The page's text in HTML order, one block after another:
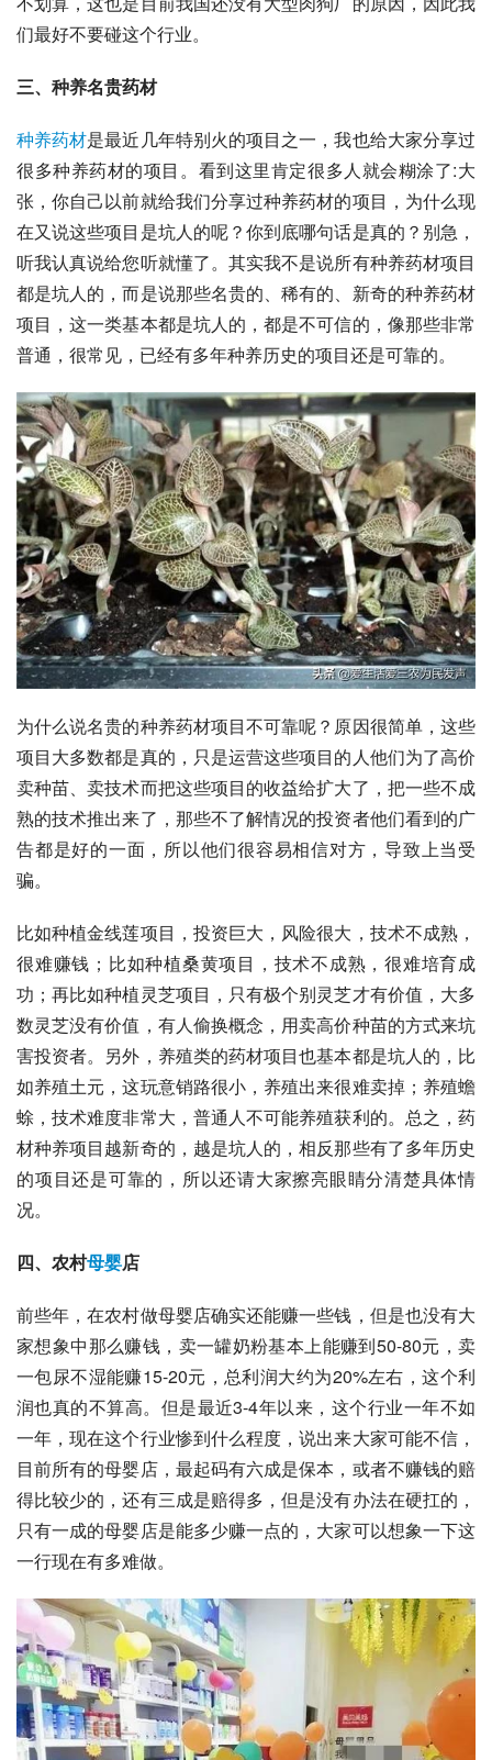
们最好不要碰这个行业。
三、种养名贵药材
种养药材是最近几年特别火的项目之一，我也给大家分享过
很多种养药材的项目。看到这里肯定很多人就会糊涂了:大
张，你自己以前就给我们分享过种养药材的项目，为什么现
在又说这些项目是坑人的呢？你到底哪句话是真的？别急，
听我认真说给您听就懂了。其实我不是说所有种养药材项目
都是坑人的，而是说那些名贵的、稀有的、新奇的种养药材
项目，这一类基本都是坑人的，都是不可信的，像那些非常
普通，很常见，已经有多年种养历史的项目还是可靠的。
为什么说名贵的种养药材项目不可靠呢？原因很简单，这些
项目大多数都是真的，只是运营这些项目的人他们为了高价
卖种苗、卖技术而把这些项目的收益给扩大了，把一些不成
熟的技术推出来了，那些不了解情况的投资者他们看到的广
告都是好的一面，所以他们很容易相信对方，导致上当受
骗。
比如种植金线莲项目，投资巨大，风险很大，技术不成熟，
很难赚钱；比如种植桑黄项目，技术不成熟，很难培育成
功；再比如种植灵芝项目，只有极个别灵芝才有价值，大多
数灵芝没有价值，有人偷换概念，用卖高价种苗的方式来坑
害投资者。另外，养殖类的药材项目也基本都是坑人的，比
如养殖土元，这玩意销路很小，养殖出来很难卖掉；养殖蟾
蜍，技术难度非常大，普通人不可能养殖获利的。总之，药
材种养项目越新奇的，越是坑人的，相反那些有了多年历史
的项目还是可靠的，所以还请大家擦亮眼睛分清楚具体情
况。
四、农村母婴店
前些年，在农村做母婴店确实还能赚一些钱，但是也没有大
家想象中那么赚钱，卖一罐奶粉基本上能赚到50-80元，卖
一包尿不湿能赚15-20元，总利润大约为20%左右，这个利
润也真的不算高。但是最近3-4年以来，这个行业一年不如
一年，现在这个行业惨到什么程度，说出来大家可能不信，
目前所有的母婴店，最起码有六成是保本，或者不赚钱的赔
得比较少的，还有三成是赔得多，但是没有办法在硬扛的，
只有一成的母婴店是能多少赚一点的，大家可以想象一下这
一行现在有多难做。